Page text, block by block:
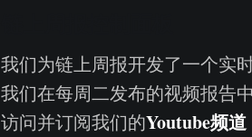
我们为链上周报开发了一个实
我们在每周二发布的视频报告
访问并订阅我们的Youtube频道